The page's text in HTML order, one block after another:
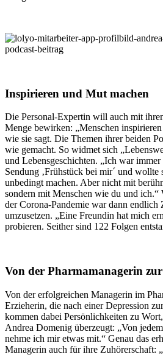
Inspirieren und Mut machen
Die Personal-Expertin will auch mit
Menge bewirken: „Menschen
wie sie sagt. Die Themen ihrer beiden
wie gemacht. So widmet sich
und Lebensgeschichten. „Ich war
Sendung ‚Frühstück bei mir´ und wollte
unbedingt machen. Aber nicht mit
sondern mit Menschen wie du und ich.“
der Corona-Pandemie war dann endlich
umzusetzen. „Eine Freundin hat mich
probieren. Seither sind 122 Folgen
Von der Pharmamanagerin
Von der erfolgreichen Managerin im
Erzieherin, die nach einer Depression
kommen dabei Persönlichkeiten zu
Andrea Domenig überzeugt: „Von
nehme ich mir etwas mit.“ Genau das
Managerin auch für ihre Zuhörerschaft: